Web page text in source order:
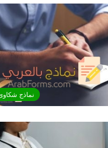
نماذج